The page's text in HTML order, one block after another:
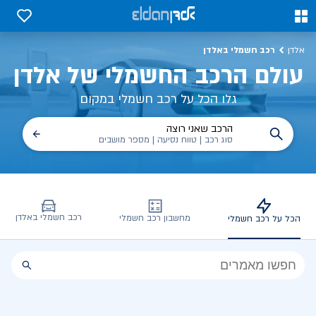
0
0
אלדן רכב חשמלי באלדן
עולם הרכב החשמלי של אלדן
גלו הכל על רכב חשמלי במקום
הרכב שאני רוצה
סוג רכב | טווח נסיעה | מספר מושבים
הכל על רכב חשמלי מחשבון רכב חשמלי רכב חשמלי באלדן
הכל
הכל על רכב חשמלי, שימושים, טכנולוגיה וכל מה שכדי לדעת | אלדן